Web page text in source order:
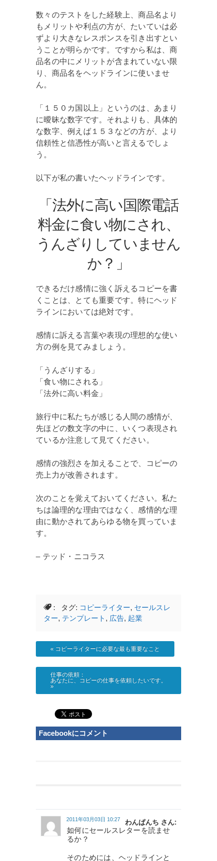
数々のテストをした経験上、商品名より
もメリットや利点の方が、たいていは必
ずより大きなレスポンスを引き出すとい
うことが明らかです。ですから私は、商
品名の中にメリットが含まれていない限
り、商品名をヘッドラインに使いませ
ん。
「１５０カ国以上」というのは、あまり
に曖昧な数字です。それよりも、具体的
な数字、例えば１５３などの方が、より
信頼性と信憑性が高いと言えるでしょ
う。
以下が私の書いたヘッドラインです。
「法外に高い国際電話
料金に食い物にされ、
うんざりしていません
か？」
できるだけ感情に強く訴えるコピーを書
くことは、とても重要です。特にヘッド
ラインにおいては絶対です。
感情に訴える言葉や表現の理想的な使い
方の例を見てみましょう。
「うんざりする」
「食い物にされる」
「法外に高い料金」
旅行中に私たちが感じる人間の感情が、
先ほどの数文字の中に、いくつ表現され
ているか注意して見てください。
感情の強烈さを加えることで、コピーの
売上力が改善されます。
次のことを覚えておいてください。私た
ちは論理的な理由ではなく、感情的な理
由に動かされてあらゆる物を買っていま
す。
– テッド・ニコラス
: タグ: コピーライター, セールスレ
ター, テンプレート , 広告, 起業
« コピーライターに必要な最も重要なこと
仕事の依頼：
あなたに、コピーの仕事を依頼したいです。
»
Facebookにコメント
わんぱんち さん:
2011年03月03日 10:27
如何にセールスレターを読ませ
るか？
そのためには、ヘッドラインと